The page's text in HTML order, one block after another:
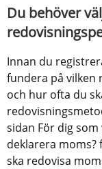
Du behöver
Innan du
fundera på vilken
och hur ofta du
sidan För dig
deklarera
ska redovisa